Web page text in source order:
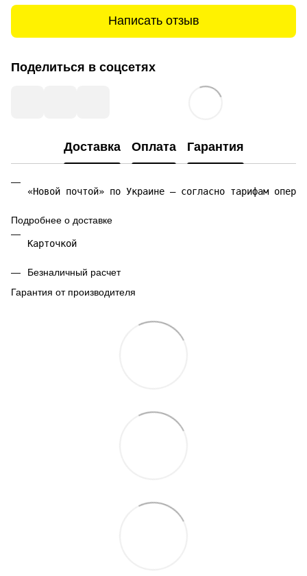
Написать отзыв
Поделиться в соцсетях
Доставка Оплата Гарантия
«Новой почтой» по Украине — согласно тарифам
Подробнее о доставке
Карточкой
Безналичный расчет
Гарантия от производителя